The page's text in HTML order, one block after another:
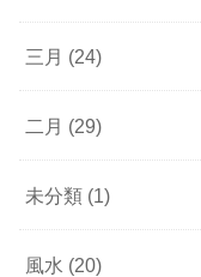
三月 (24)
二月 (29)
未分類 (1)
風水 (20)